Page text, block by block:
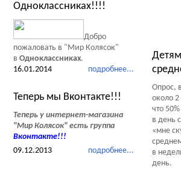
Опрос,
около
что
в день
«мне
в
день.
Одноклассниках!!!!
Добро
пожаловать в "Мир Колясок"
в Одноклассниках.
подробнее...
16.01.2014
Теперь мы Вконтакте!!!
Теперь у интернет-магазина
"Мир Колясок" есть группа
Вконтакте!!!
подробнее...
09.12.2013